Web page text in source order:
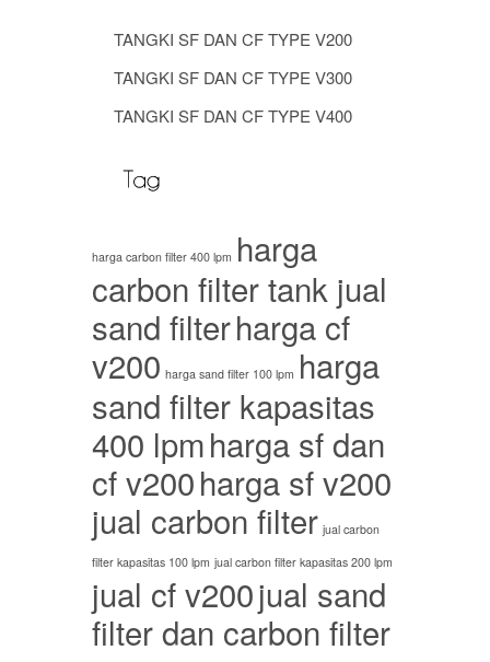
TANGKI SF DAN CF TYPE V200
TANGKI SF DAN CF TYPE V300
TANGKI SF DAN CF TYPE V400
harga carbon filter 400 lpm harga
carbon filter tank jual
sand filterharga cf
v200 harga sand filter 100 lpm harga
sand filter kapasitas
400 lpmharga sf dan
cf v200harga sf v200
jual carbon filter jual carbon
filter kapasitas 100 lpm jual carbon filter kapasitas 200 lpm
jual cf v200jual sand
filter dan carbon filter